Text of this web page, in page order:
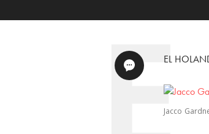
EL
Jacco